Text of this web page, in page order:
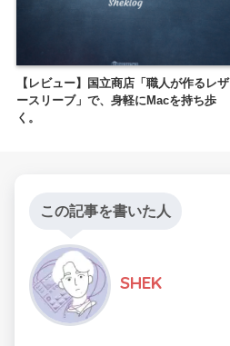
【レビュー】国立商店「職人が作るレザ
ースリーブ」で、身軽にMacを持ち歩
く。
この記事を書いた人
SHEK